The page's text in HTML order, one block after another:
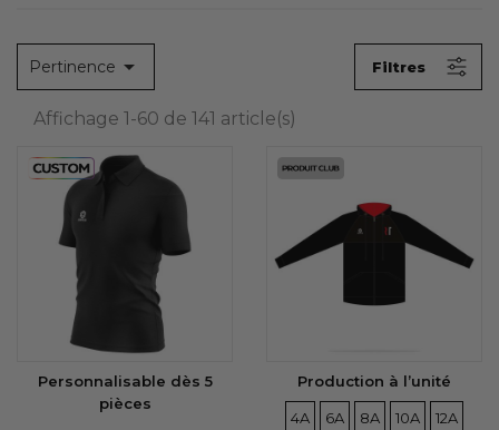
Réinitialiser ce groupe
CATÉGORIES DE NIVEAU 2
Aucun choix disponible pour ce groupe
Pertinence  Filtres
Affichage 1-60 de 141 article(s)
Personnalisable dès 5
pièces
Production à l’unité
TAILLES
4A
TAILLES
6A
TAILLES
8A
TAILLES
10A 12A